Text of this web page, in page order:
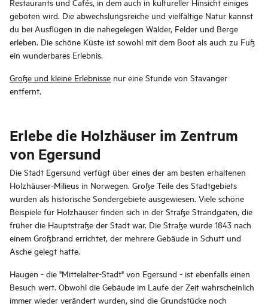
geboten wird. Die abwechslungsreiche und vielfältige Natur kannst
du bei Ausflügen in die nahegelegen Wälder, Felder und Berge
erleben. Die schöne Küste ist sowohl mit dem Boot als auch zu Fuß
ein wunderbares Erlebnis.
Große und kleine Erlebnisse nur eine Stunde von Stavanger
entfernt.
Erlebe die Holzhäuser im Zentrum
von Egersund
Die Stadt Egersund verfügt über eines der am besten erhaltenen
Holzhäuser-Milieus in Norwegen. Große Teile des Stadtgebiets
wurden als historische Sondergebiete ausgewiesen. Viele schöne
Beispiele für Holzhäuser finden sich in der Straße Strandgaten, die
früher die Hauptstraße der Stadt war. Die Straße wurde 1843 nach
einem Großbrand errichtet, der mehrere Gebäude in Schutt und
Asche gelegt hatte.
Haugen - die "Mittelalter-Stadt" von Egersund - ist ebenfalls einen
Besuch wert. Obwohl die Gebäude im Laufe der Zeit wahrscheinlich
immer wieder verändert wurden, sind die Grundstücke noch